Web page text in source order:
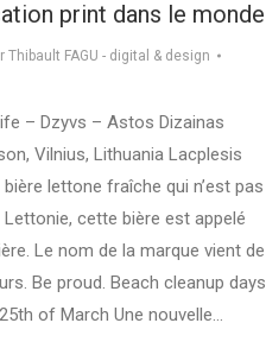
print dans le monde
Thibault FAGU - digital & design
– Dzyvs – Astos Dizainas
Vilnius, Lithuania Lacplesis
lettone fraîche qui n’est pas
Lettonie, cette bière est appelé
Le nom de la marque vient de
Be proud. Beach cleanup days
of March Une nouvelle…